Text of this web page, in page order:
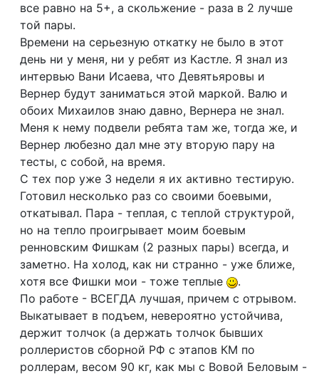
все равно на 5+, а скольжение - раза в 2 лучше
той пары.
Времени на серьезную откатку не было в этот
день ни у меня, ни у ребят из Кастле. Я знал из
интервью Вани Исаева, что Девятьяровы и
Вернер будут заниматься этой маркой. Валю и
обоих Михаилов знаю давно, Вернера не знал.
Меня к нему подвели ребята там же, тогда же, и
Вернер любезно дал мне эту вторую пару на
тесты, с собой, на время.
С тех пор уже 3 недели я их активно тестирую.
Готовил несколько раз со своими боевыми,
откатывал. Пара - теплая, с теплой структурой,
но на тепло проигрывает моим боевым
ренновским Фишкам (2 разных пары) всегда, и
заметно. На холод, как ни странно - уже ближе,
хотя все Фишки мои - тоже теплые
.
По работе - ВСЕГДА лучшая, причем с отрывом.
Выкатывает в подъем, невероятно устойчива,
держит толчок (а держать толчок бывших
роллеристов сборной РФ с этапов КМ по
роллерам, весом 90 кг, как мы с Вовой Беловым -